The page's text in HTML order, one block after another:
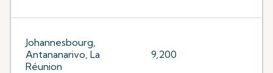
Johannesbourg,
Antananarivo, La
Réunion
9,200